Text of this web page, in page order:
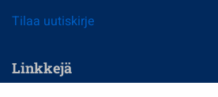
Tilaa uutiskirje
Linkkejä